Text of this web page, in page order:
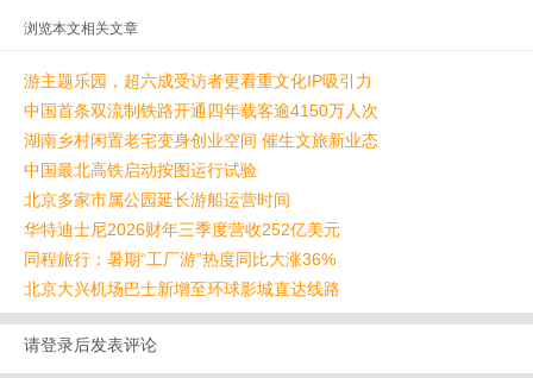
浏览本文相关文章
游主题乐园，超六成受访者更看重文化IP吸引力
中国首条双流制铁路开通四年载客逾4150万人次
湖南乡村闲置老宅变身创业空间 催生文旅新业态
中国最北高铁启动按图运行试验
北京多家市属公园延长游船运营时间
华特迪士尼2026财年三季度营收252亿美元
同程旅行：暑期“工厂游”热度同比大涨36%
北京大兴机场巴士新增至环球影城直达线路
请登录后发表评论